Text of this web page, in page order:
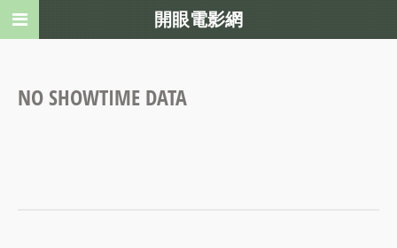
NO SHOWTIME DATA
開眼電影網